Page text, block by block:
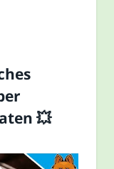
💥